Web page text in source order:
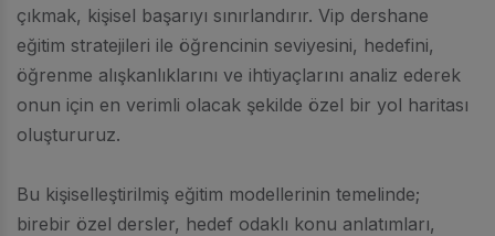
çıkmak, kişisel başarıyı sınırlandırır. Vip dershane
eğitim stratejileri ile öğrencinin seviyesini, hedefini,
öğrenme alışkanlıklarını ve ihtiyaçlarını analiz ederek
onun için en verimli olacak şekilde özel bir yol haritası
oluştururuz.
Bu kişiselleştirilmiş eğitim modellerinin temelinde;
birebir özel dersler, hedef odaklı konu anlatımları,